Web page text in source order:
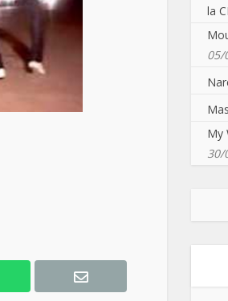
la
05/
My
30/